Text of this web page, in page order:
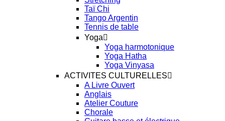
Taï Chi
Tango Argentin
Tennis de table
Yoga
Yoga harmotonique
Yoga Hatha
Yoga Vinyasa
ACTIVITES CULTURELLES
A Livre Ouvert
Anglais
Atelier Couture
Chorale